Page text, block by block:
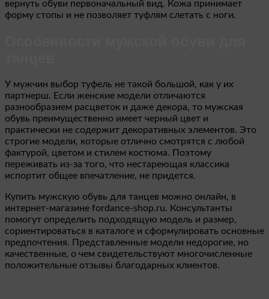
вернуть обуви первоначальный вид. Кожа принимает
форму стопы и не позволяет туфлям слетать с ноги.
У мужчин выбор туфель не такой большой, как у их
партнерш. Если женские модели отличаются
разнообразием расцветок и даже декора, то мужская
обувь преимущественно имеет черный цвет и
практически не содержит декоративных элементов. Это
строгие модели, которые отлично смотрятся с любой
фактурой, цветом и стилем костюма. Поэтому
переживать из-за того, что нестареющая классика
испортит общее впечатление, не придется.
Купить мужскую обувь для танцев можно онлайн, в
интернет-магазине fordance-shop.ru. Консультанты
помогут определить подходящую модель и размер,
сориентироваться в каталоге и сформулировать основные
предпочтения. Представленные модели недорогие, но
качественные, о чем свидетельствуют многочисленные
положительные отзывы благодарных клиентов.